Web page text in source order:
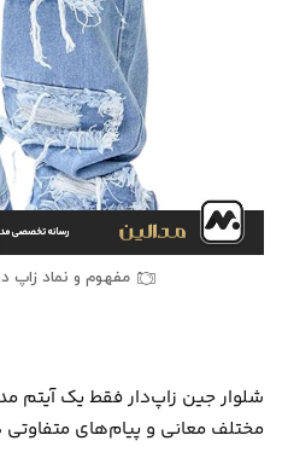
مفهوم و نماد زاپ
شلوار جین زاپ‌دار فقط یک آیتم
مختلف معانی و پیام‌های متفاوتی